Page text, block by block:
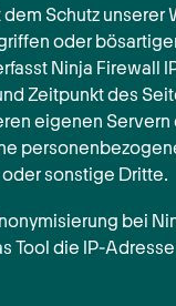
Schutz unserer
oder
Ninja Firewall
Zeitpunkt des
eigenen
sonstige Dritte.
bei
Tool die IP-